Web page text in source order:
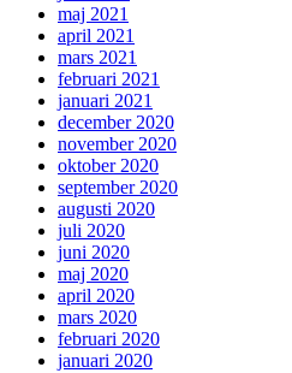
maj 2021
april 2021
mars 2021
februari 2021
januari 2021
december 2020
november 2020
oktober 2020
september 2020
augusti 2020
juli 2020
juni 2020
maj 2020
april 2020
mars 2020
februari 2020
januari 2020